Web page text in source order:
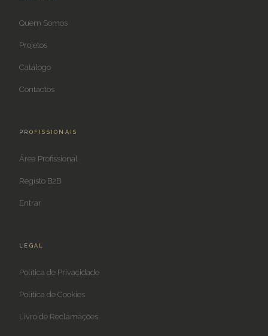
Quem Somos
Projetos
Catálogo
Contactos
PROFISSIONAIS
Área Profissional
Registo B2B
Entrar
LEGAL
Política de Privacidade
Política de Cookies
Livro de Reclamações